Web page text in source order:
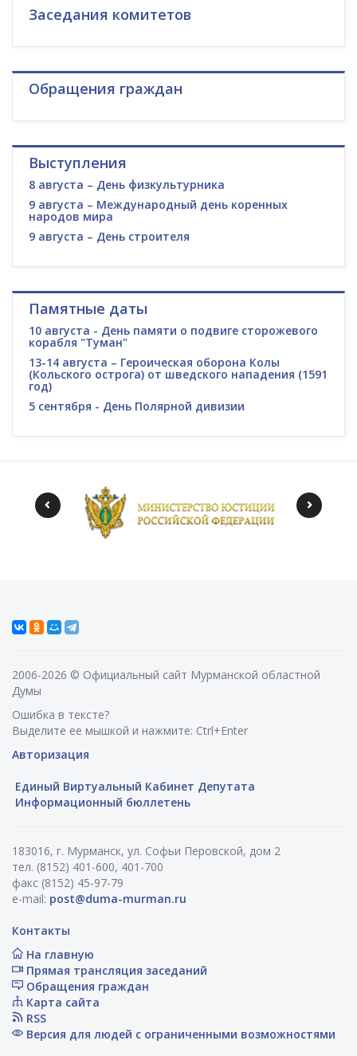
Заседания комитетов
Обращения граждан
Выступления
8 августа – День физкультурника
9 августа – Международный день коренных
народов мира
9 августа – День строителя
Памятные даты
10 августа - День памяти о подвиге сторожевого
корабля "Туман"
13-14 августа – Героическая оборона Колы
(Кольского острога) от шведского нападения (1591
год)
5 сентября - День Полярной дивизии
2006-2026 © Официальный сайт Мурманской областной
Думы
Ошибка в тексте?
Выделите ее мышкой и нажмите: Ctrl+Enter
Авторизация
Единый Виртуальный Кабинет Депутата
Информационный бюллетень
183016, г. Мурманск, ул. Софьи Перовской, дом 2
тел. (8152) 401-600, 401-700
факс (8152) 45-97-79
e-mail: post@duma-murman.ru
Контакты
На главную
Прямая трансляция заседаний
Обращения граждан
Карта сайта
RSS
Версия для людей с ограниченными возможностями